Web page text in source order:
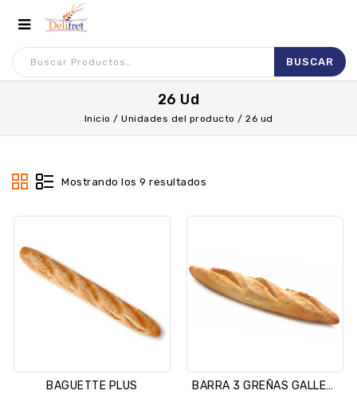
26 Ud
Inicio / Unidades del producto / 26 ud
Mostrando los 9 resultados
BAGUETTE PLUS BARRA 3 GREÑAS GALLEGA